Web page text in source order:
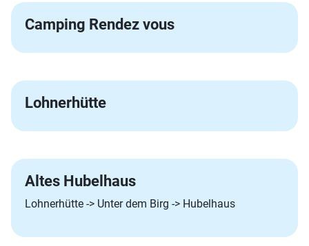
Camping Rendez vous
Lohnerhütte
Altes Hubelhaus
Lohnerhütte -> Unter dem Birg -> Hubelhaus